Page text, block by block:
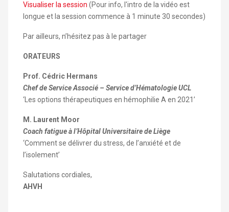
Visualiser la session (Pour info, l'intro de la vidéo est
longue et la session commence à 1 minute 30 secondes)
Par ailleurs, n’hésitez pas à le partager
ORATEURS
Prof. Cédric Hermans
Chef de Service Associé – Service d’Hématologie UCL
‘Les options thérapeutiques en hémophilie A en 2021’
M. Laurent Moor
Coach fatigue à l’Hôpital Universitaire de Liège
‘Comment se délivrer du stress, de l’anxiété et de
l’isolement’
Salutations cordiales,
AHVH